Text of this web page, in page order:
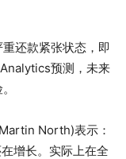
还款紧张状态，即
预测，未来
North)表示：
增长。实际上在全